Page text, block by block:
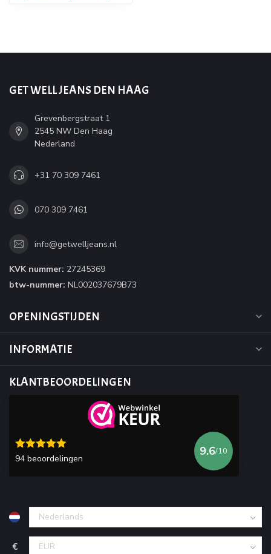
GET WELL JEANS DEN HAAG
Grevenbergstraat 1
2545 NW Den Haag
Nederland
+31 70 309 7461
070 309 7461
info@getwelljeans.nl
KVK nummer: 27245369
btw-nummer: NL002037679B73
OPENINGSTIJDEN
INFORMATIE
KLANTBEOORDELINGEN
94 beoordelingen
9.6/10
€